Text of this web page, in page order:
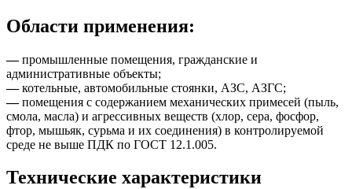
Области применения:
—промышленные помещения, гражданские и
административные объекты;
—котельные, автомобильные стоянки, АЗС, АЗГС;
—помещения с содержанием механических примесей (пыль,
смола, масла) и агрессивных веществ (хлор, сера, фосфор,
фтор, мышьяк, сурьма и их соединения) в контролируемой
среде не выше ПДК по ГОСТ 12.1.005.
Технические характеристики